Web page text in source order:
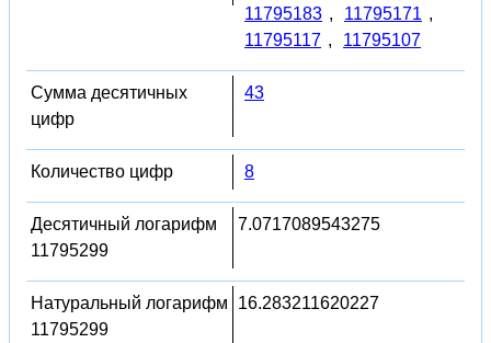
11795183 , 11795171 ,
11795117 , 11795107
Сумма десятичных
цифр
43
Количество цифр 8
Десятичный логарифм
11795299
7.0717089543275
Натуральный логарифм
11795299
16.283211620227